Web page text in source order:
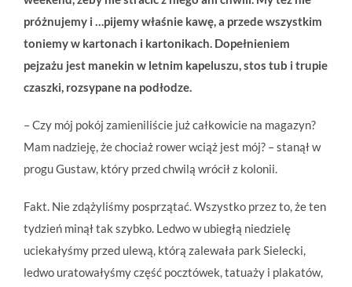
próżnujemy i …pijemy właśnie kawę, a przede wszystkim
toniemy w kartonach i kartonikach. Dopełnieniem
pejzażu jest manekin w letnim kapeluszu, stos tub i trupie
czaszki, rozsypane na podłodze.
– Czy mój pokój zamieniliście już całkowicie na magazyn?
Mam nadzieję, że chociaż rower wciąż jest mój? – stanął w
progu Gustaw, który przed chwilą wrócił z kolonii.
Fakt. Nie zdążyliśmy posprzątać. Wszystko przez to, że ten
tydzień minął tak szybko. Ledwo w ubiegłą niedzielę
uciekałyśmy przed ulewą, którą zalewała park Sielecki,
ledwo uratowałyśmy część pocztówek, tatuaży i plakatów,